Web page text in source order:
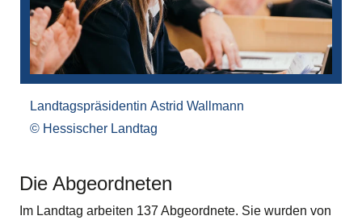
Landtagspräsidentin Astrid Wallmann
Hessischer Landtag
Die Abgeordneten
Im Landtag arbeiten 137 Abgeordnete. Sie wurden von